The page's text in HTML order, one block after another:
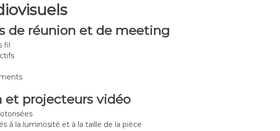
de réunion et de meeting
fil
et projecteurs vidéo
à la luminosité et à la taille de la pièce